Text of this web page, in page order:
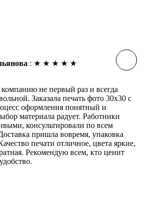
: ★ ★ ★ ★ ★
не первый раз и всегда
Заказала печать фото 30х30 с
оформления понятный и
материала радует. Работники
консультировали по всем
пришла вовремя, упаковка
печати отличное, цвета яркие,
Рекомендую всем, кто ценит